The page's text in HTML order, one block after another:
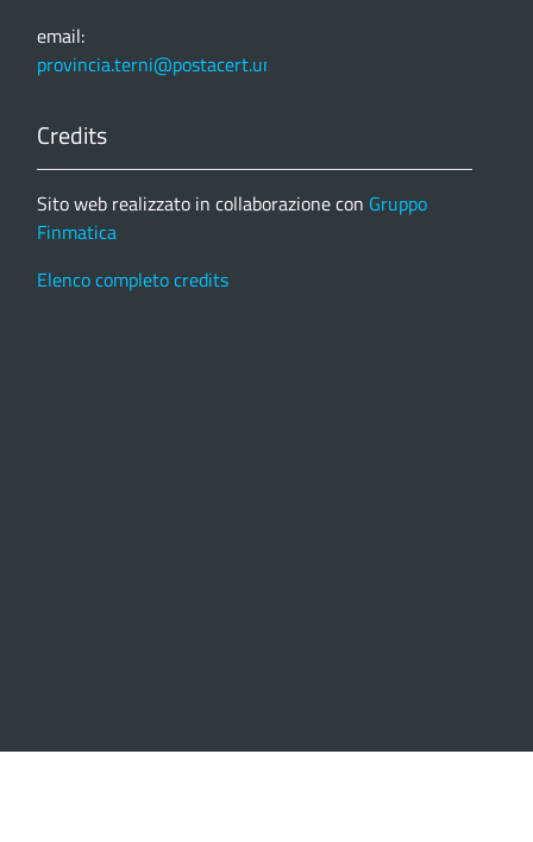
email:
provincia.terni@postacert.umbria.it
Credits
Sito web realizzato in collaborazione con Gruppo
Finmatica
Elenco completo credits